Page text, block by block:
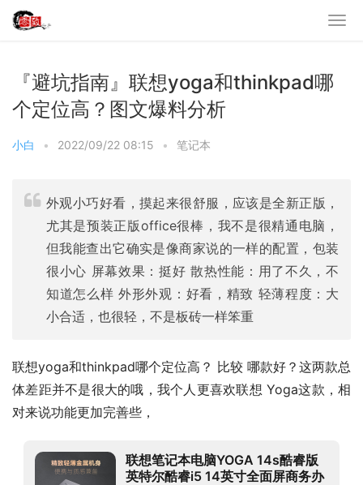
『避坑指南』联想yoga和thinkpad哪
个定位高？图文爆料分析
小白 • 2022/09/22 08:15 • 笔记本
外观小巧好看，摸起来很舒服，应该是全新正版，
尤其是预装正版office很棒，我不是很精通电脑，
但我能查出它确实是像商家说的一样的配置，包装
很小心 屏幕效果：挺好 散热性能：用了不久，不
知道怎么样 外形外观：好看，精致 轻薄程度：大
小合适，也很轻，不是板砖一样笨重
联想yoga和thinkpad哪个定位高？ 比较 哪款好？这两款总
体差距并不是很大的哦，我个人更喜欢联想 Yoga这款，相
对来说功能更加完善些，
联想笔记本电脑YOGA 14s酷睿版
英特尔酷睿i5 14英寸全面屏商务办